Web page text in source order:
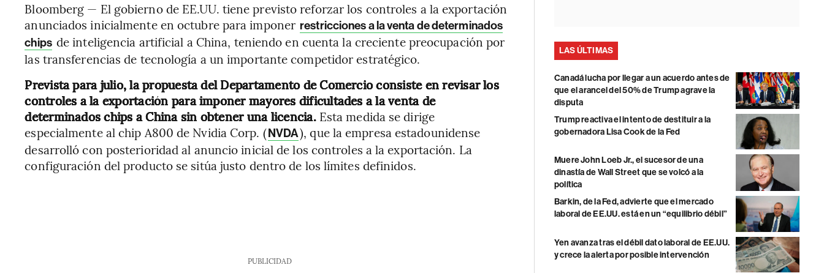
Bloomberg — El gobierno de EE.UU. tiene previsto reforzar los controles a la exportación
anunciados inicialmente en octubre para imponer restricciones a la venta de determinados
chips de inteligencia artificial a China, teniendo en cuenta la creciente preocupación por
las transferencias de tecnología a un importante competidor estratégico.
Prevista para julio, la propuesta del Departamento de Comercio consiste en revisar los
controles a la exportación para imponer mayores dificultades a la venta de
determinados chips a China sin obtener una licencia.Esta medida se dirige
especialmente al chip A800 de Nvidia Corp. (NVDA), que la empresa estadounidense
desarrolló con posterioridad al anuncio inicial de los controles a la exportación. La
configuración del producto se sitúa justo dentro de los límites definidos.
PUBLICIDAD
LAS ÚLTIMAS
Canadá lucha por llegar a un acuerdo antes de
que el arancel del 50% de Trump agrave la
disputa
Trump reactiva el intento de destituir a la
gobernadora Lisa Cook de la Fed
Muere John Loeb Jr., el sucesor de una
dinastía de Wall Street que se volcó a la
política
Barkin, de la Fed, advierte que el mercado
laboral de EE.UU. está en un “equilibrio débil”
Yen avanza tras el débil dato laboral de EE.UU.
y crece la alerta por posible intervención